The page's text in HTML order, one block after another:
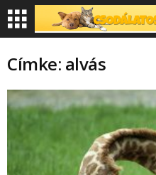
Címke: alvás